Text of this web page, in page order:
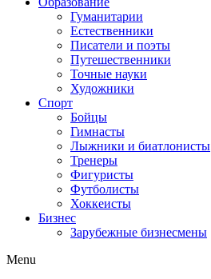
Гуманитарии
Естественники
Писатели и поэты
Путешественники
Точные науки
Художники
Спорт
Бойцы
Гимнасты
Лыжники и биатлонисты
Тренеры
Фигуристы
Футболисты
Хоккеисты
Бизнес
Зарубежные бизнесмены
Menu